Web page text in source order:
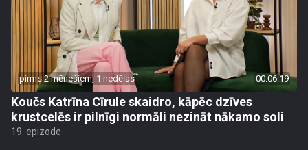
pirms 2 mēnešiem, 1 nedēļas 00:06:19
Koučs Katrīna Cīrule skaidro, kāpēc dzīves
krustcelēs ir pilnīgi normāli nezināt nākamo soli
19. epizode